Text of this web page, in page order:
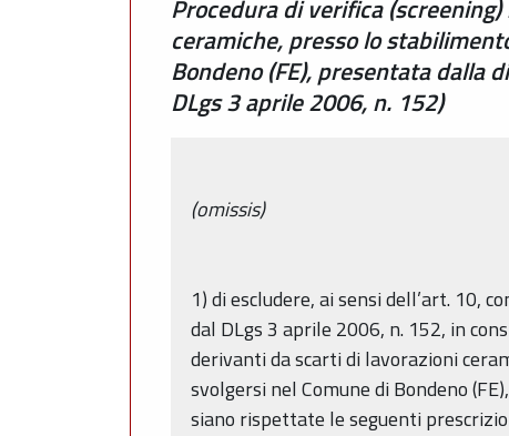
Procedura di verifica
ceramiche, presso lo
Bondeno (FE), presentata dalla
DLgs 3 aprile 2006, n. 152)
(omissis)
1) di escludere, ai sensi dell’art. 10,
dal DLgs 3 aprile 2006, n. 152, in
derivanti da scarti di lavorazioni
svolgersi nel Comune di Bondeno
siano rispettate le seguenti